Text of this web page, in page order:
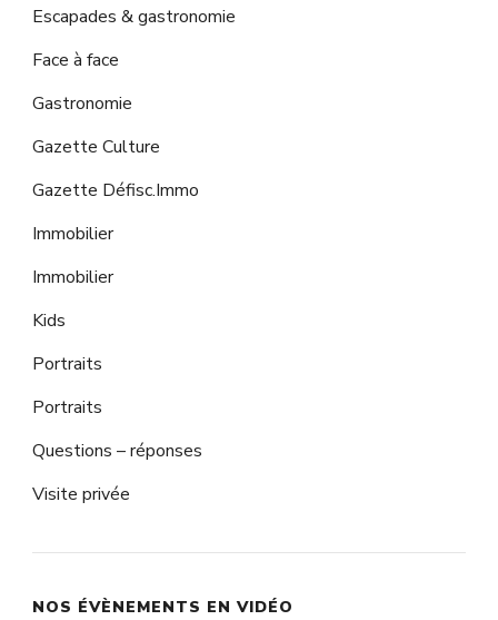
Escapades & gastronomie
Face à face
Gastronomie
Gazette Culture
Gazette Défisc.Immo
Immobilier
Immobilier
Kids
Portraits
Portraits
Questions – réponses
Visite privée
NOS ÉVÈNEMENTS EN VIDÉO